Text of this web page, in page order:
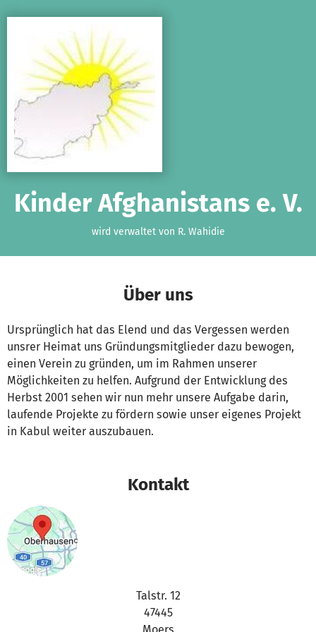
Kinder Afghanistans e. V.
wird verwaltet von R. Wahidie
Über uns
Ursprünglich hat das Elend und das Vergessen werden
unsrer Heimat uns Gründungsmitglieder dazu bewogen,
einen Verein zu gründen, um im Rahmen unserer
Möglichkeiten zu helfen. Aufgrund der Entwicklung des
Herbst 2001 sehen wir nun mehr unsere Aufgabe darin,
laufende Projekte zu fördern sowie unser eigenes Projekt
in Kabul weiter auszubauen.
Kontakt
Talstr. 12
47445